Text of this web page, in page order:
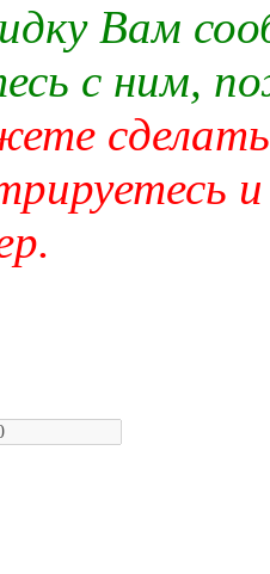
Вам
с ним,
сделать